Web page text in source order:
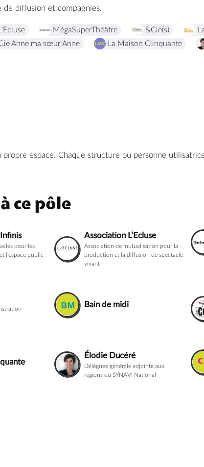
de diffusion et compagnies.
MégaSuperThéâtre &Cie(s)
Anne ma sœur Anne La Maison Clinquante
espace. Chaque structure ou personne
ce pôle
pour les
l'espace public
Association L’Ecluse
Association de mutualisation pour la
production et la diffusion de spectacle
vivant
Bain de midi
Élodie Ducéré
Déléguée générale adjointe aux
régions du SYNAVI National